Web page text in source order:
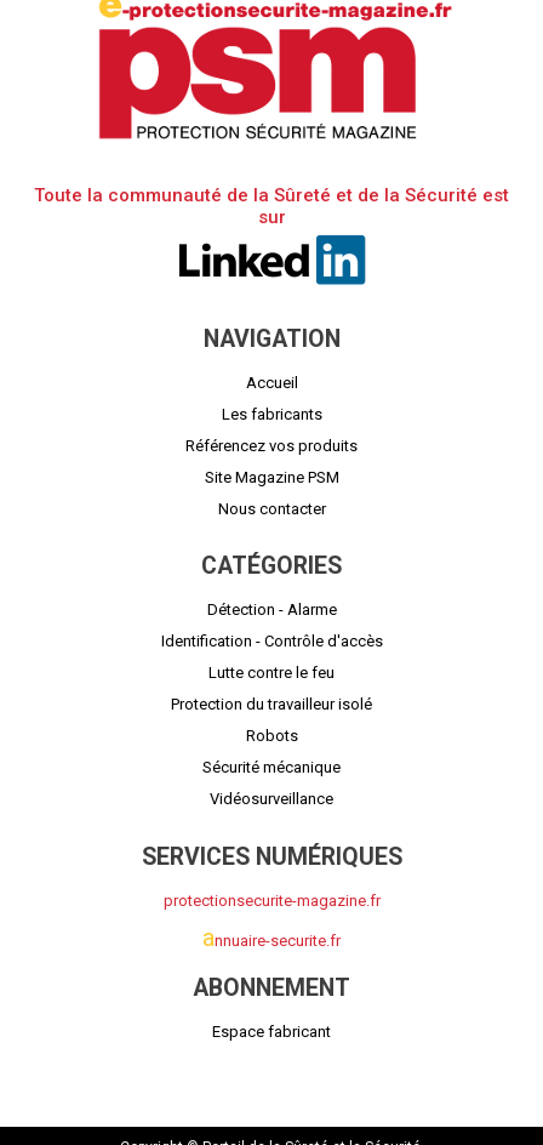
Toute la communauté de la Sûreté et de la Sécurité est
sur
NAVIGATION
Accueil
Les fabricants
Référencez vos produits
Site Magazine PSM
Nous contacter
CATÉGORIES
Détection - Alarme
Identification - Contrôle d'accès
Lutte contre le feu
Protection du travailleur isolé
Robots
Sécurité mécanique
Vidéosurveillance
SERVICES NUMÉRIQUES
protectionsecurite-magazine.fr
annuaire-securite.fr
ABONNEMENT
Espace fabricant